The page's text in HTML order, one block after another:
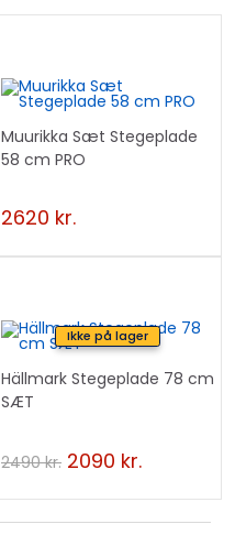
Muurikka Sæt Stegeplade
58 cm PRO
2620 kr.
Ikke på lager
Hällmark Stegeplade 78 cm
SÆT
2490kr. 2090 kr.